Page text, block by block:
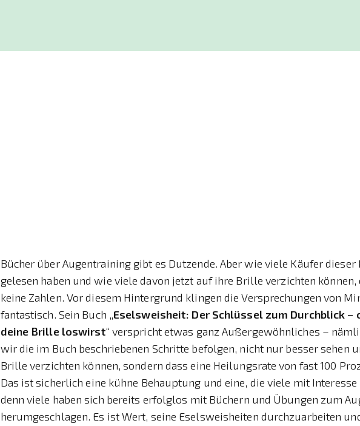
Bücher über Augentraining gibt es Dutzende. Aber wie viele Käufer dieser
gelesen haben und wie viele davon jetzt auf ihre Brille verzichten können,
keine Zahlen. Vor diesem Hintergrund klingen die Versprechungen von
fantastisch. Sein Buch „Eselsweisheit: Der Schlüssel zum Durchblick –
deine Brille loswirst“ verspricht etwas ganz Außergewöhnliches –
wir die im Buch beschriebenen Schritte befolgen, nicht nur besser sehen
Brille verzichten können, sondern dass eine Heilungsrate von fast 100
Das ist sicherlich eine kühne Behauptung und eine, die viele mit Interesse
denn viele haben sich bereits erfolglos mit Büchern und Übungen zum
herumgeschlagen. Es ist Wert, seine Eselsweisheiten durchzuarbeiten